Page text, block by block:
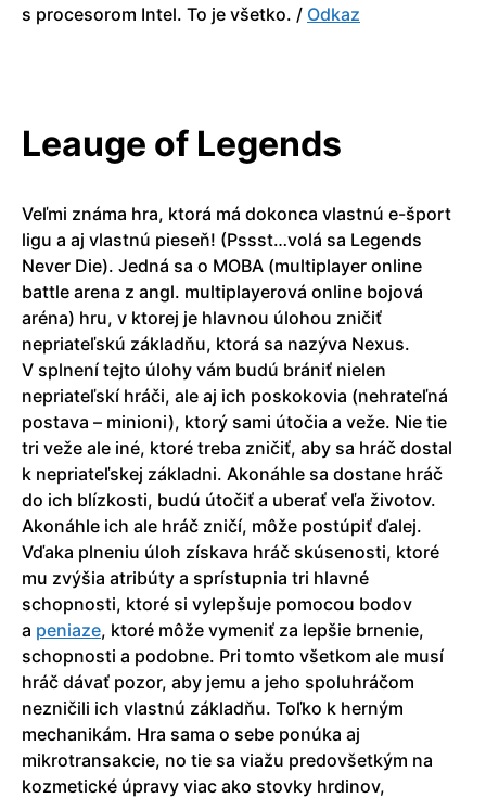
s procesorom Intel. To je všetko. / Odkaz
Leauge of Legends
Veľmi známa hra, ktorá má dokonca vlastnú e-šport
ligu a aj vlastnú pieseň! (Pssst…volá sa Legends
Never Die). Jedná sa o MOBA (multiplayer online
battle arena z angl. multiplayerová online bojová
aréna) hru, v ktorej je hlavnou úlohou zničiť
nepriateľskú základňu, ktorá sa nazýva Nexus.
V splnení tejto úlohy vám budú brániť nielen
nepriateľskí hráči, ale aj ich poskokovia (nehrateľná
postava – minioni), ktorý sami útočia a veže. Nie tie
tri veže ale iné, ktoré treba zničiť, aby sa hráč dostal
k nepriateľskej základni. Akonáhle sa dostane hráč
do ich blízkosti, budú útočiť a uberať veľa životov.
Akonáhle ich ale hráč zničí, môže postúpiť ďalej.
Vďaka plneniu úloh získava hráč skúsenosti, ktoré
mu zvýšia atribúty a sprístupnia tri hlavné
schopnosti, ktoré si vylepšuje pomocou bodov
a peniaze, ktoré môže vymeniť za lepšie brnenie,
schopnosti a podobne. Pri tomto všetkom ale musí
hráč dávať pozor, aby jemu a jeho spoluhráčom
nezničili ich vlastnú základňu. Toľko k herným
mechanikám. Hra sama o sebe ponúka aj
mikrotransakcie, no tie sa viažu predovšetkým na
kozmetické úpravy viac ako stovky hrdinov,